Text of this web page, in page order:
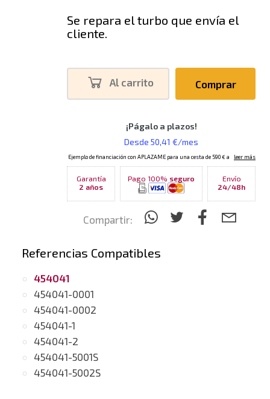
Se repara el turbo que envía el
cliente.
Al carrito Comprar
Garantía
2 años
Pago 100% seguro
Envío
24/48h
Compartir:
Referencias Compatibles
454041
454041-0001
454041-0002
454041-1
454041-2
454041-5001S
454041-5002S